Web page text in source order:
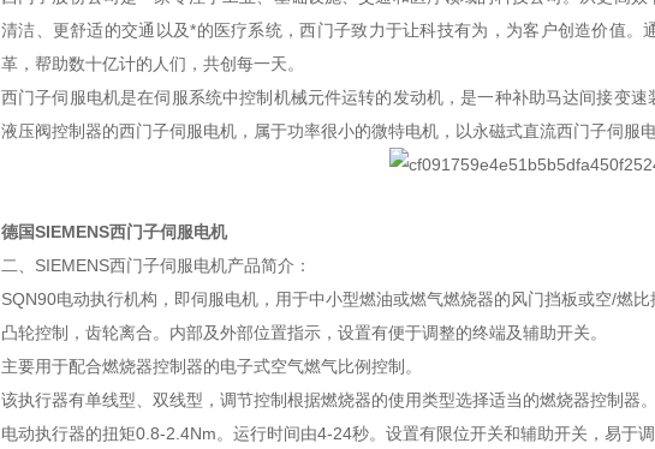
清洁、更舒适的交通以及*的医疗系统，西门子致力于让科技有为，为客户创造价值
革，帮助数十亿计的人们，共创每一天。
西门子伺服电机是在伺服系统中控制机械元件运转的发动机，是一种补助马达间接变
液压阀控制器的西门子伺服电机，属于功率很小的微特电机，以永磁式直流西门子伺服
德国SIEMENS西门子伺服电机
二、SIEMENS西门子伺服电机产品简介：
SQN90电动执行机构，即伺服电机，用于中小型燃油或燃气燃烧器的风门挡板或空/燃比
凸轮控制，齿轮离合。内部及外部位置指示，设置有便于调整的终端及辅助开关。
主要用于配合燃烧器控制器的电子式空气燃气比例控制。
该执行器有单线型、双线型，调节控制根据燃烧器的使用类型选择适当的燃烧器控制器。
电动执行器的扭矩0.8-2.4Nm。运行时间由4-24秒。设置有限位开关和辅助开关，易于调